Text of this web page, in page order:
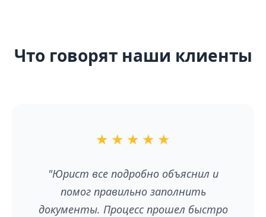
Что говорят наши клиенты
★ ★ ★ ★ ★
"Юрист все подробно объяснил и
помог правильно заполнить
документы. Процесс прошел быстро